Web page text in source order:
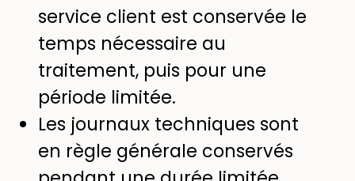
service client est conservée le
temps nécessaire au
traitement, puis pour une
période limitée.
Les journaux techniques sont
en règle générale conservés